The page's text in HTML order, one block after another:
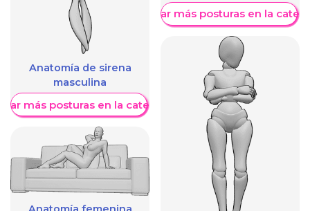
Anatomía de sirena
masculina
más posturas en la categoría
Mostrar más posturas en la